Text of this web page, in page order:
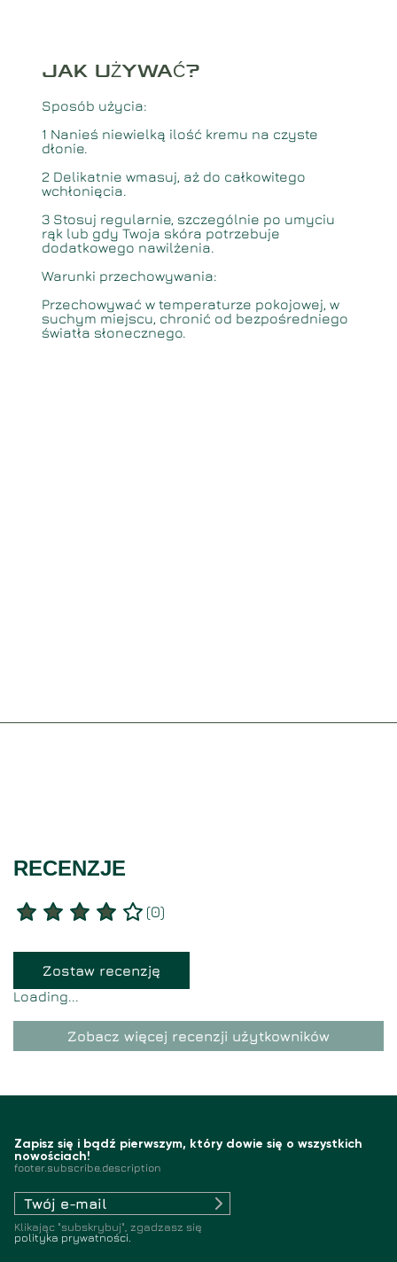
JAK UŻYWAĆ?
Sposób użycia:
1️ Nanieś niewielką ilość kremu na czyste
dłonie.
2️ Delikatnie wmasuj, aż do całkowitego
wchłonięcia.
3️ Stosuj regularnie, szczególnie po umyciu
rąk lub gdy Twoja skóra potrzebuje
dodatkowego nawilżenia.
Warunki przechowywania:
Przechowywać w temperaturze pokojowej, w
suchym miejscu, chronić od bezpośredniego
światła słonecznego.
RECENZJE
(0)
Zostaw recenzję
Loading...
Zobacz więcej recenzji użytkowników
Zapisz się i bądź pierwszym, który dowie się o wszystkich
nowościach!
footer.subscribe.description
Klikając "subskrybuj", zgadzasz się
polityka prywatności.